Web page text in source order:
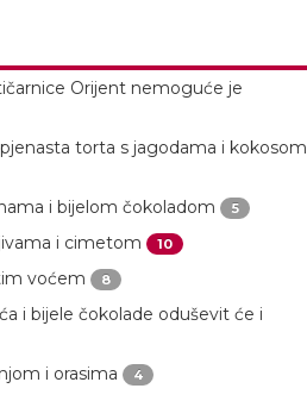
Orijent nemoguće je
torta s jagodama i kokosom
i bijelom čokoladom 5
i cimetom 10
voćem 8
i bijele čokolade oduševit će i
i orasima 4